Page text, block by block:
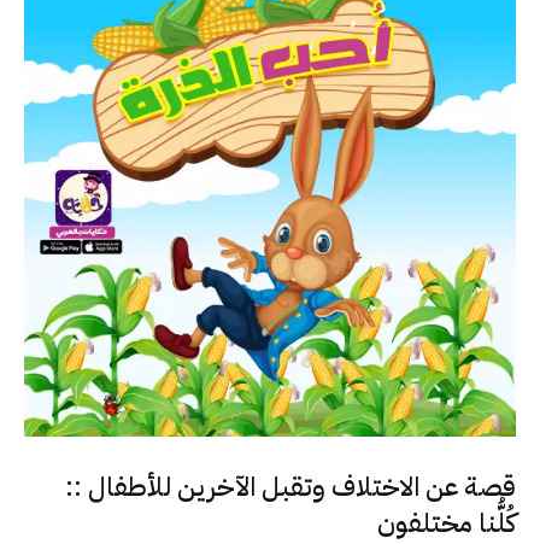
قصة عن الاختلاف وتقبل الآخرين للأطفال ::
كُلُّنا مختلفون